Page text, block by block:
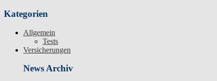
Kategorien
Allgemein
Tests
Versicherungen
News Archiv